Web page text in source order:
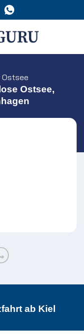
Ostsee
Ostsee,
ab Kiel